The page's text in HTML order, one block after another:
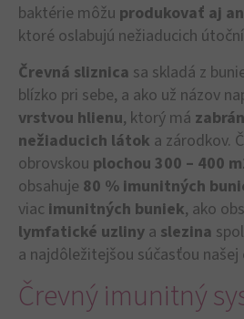
baktérie môžu produkovať aj
ktoré oslabujú nežiaducich
Črevná sliznica sa skladá z
blízko pri sebe, a ako už názov
vrstvou hlienu, ktorý má
nežiaducich látok a zárodkov.
obrovskou plochou 300 – 400
obsahuje 80 % imunitných
viac imunitných buniek, ako
lymfatické uzliny a slezina
a najdôležitejšou súčasťou našej
Črevný imunitný